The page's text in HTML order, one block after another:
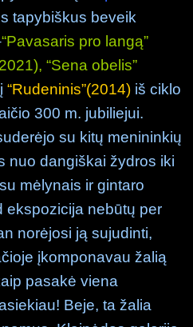
tapybiškus beveik
“Pavasaris pro langą”
“Sena obelis”
“Rudeninis”(2014) iš ciklo
300 m. jubiliejui.
su kitų menininkių
nuo dangiškai žydros iki
mėlynais ir gintaro
ekspozicija nebūtų per
norėjosi ją sujudinti,
įkomponavau žalią
pasakė viena
Beje, ta žalia